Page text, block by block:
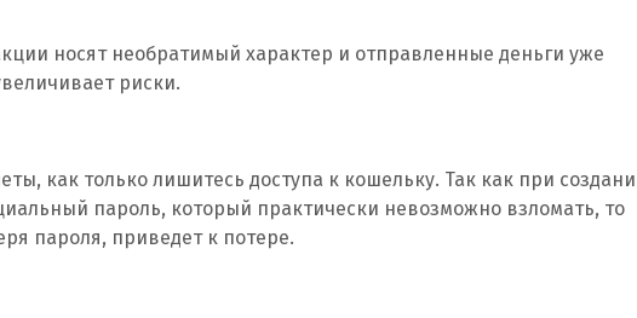
носят необратимый характер и отправленные деньги уже
риски.
как только лишитесь доступа к кошельку. Так как при
пароль, который практически невозможно взломать, то
пароля, приведет к потере.